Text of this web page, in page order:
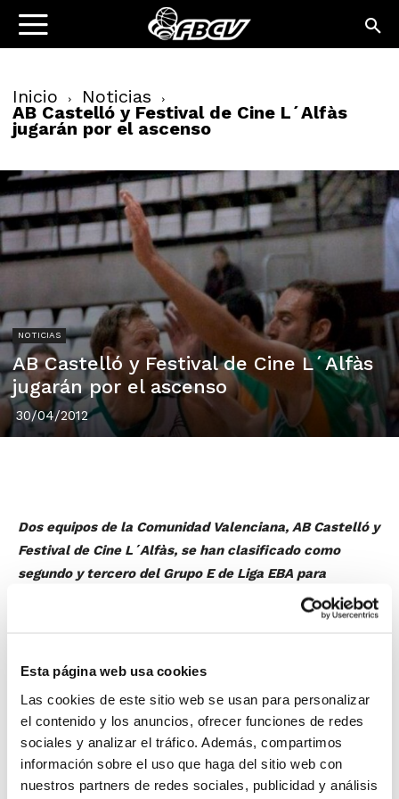
Esta página web usa cookies
Las cookies de este sitio web se usan para personalizar
el contenido y los anuncios, ofrecer funciones de redes
sociales y analizar el tráfico. Además, compartimos
información sobre el uso que haga del sitio web con
nuestros partners de redes sociales, publicidad y análisis
Inicio Noticias
AB Castelló y Festival de Cine L´Alfàs
jugarán por el ascenso
NOTICIAS
AB Castelló y Festival de Cine L´Alfàs
jugarán por el ascenso
30/04/2012
Dos equipos de la Comunidad Valenciana, AB Castelló y
Festival de Cine L´Alfàs, se han clasificado como
segundo y tercero del Grupo E de Liga EBA para
disputar los octavos de final en la lucha por el ascenso
siguientes:
B) CC Meridiano Santa Cruz – Girona FCB
C) AB Castelló – CB Cimbis
D) CD Estela – CB Eninter Santfeliuenc
E) Festival de Cine L’Alfas – Real Canoe NC